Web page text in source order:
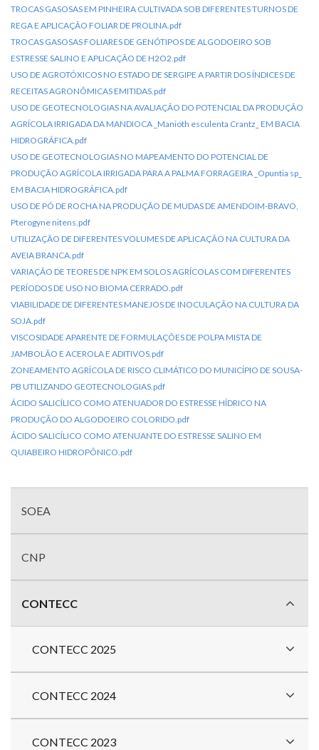
TROCAS GASOSAS EM PINHEIRA CULTIVADA SOB DIFERENTES TURNOS DE
REGA E APLICAÇÃO FOLIAR DE PROLINA.pdf
TROCAS GASOSAS FOLIARES DE GENÓTIPOS DE ALGODOEIRO SOB
ESTRESSE SALINO E APLICAÇÃO DE H2O2.pdf
USO DE AGROTÓXICOS NO ESTADO DE SERGIPE A PARTIR DOS ÍNDICES DE
RECEITAS AGRONÔMICAS EMITIDAS.pdf
USO DE GEOTECNOLOGIAS NA AVALIAÇÃO DO POTENCIAL DA PRODUÇÃO
AGRÍCOLA IRRIGADA DA MANDIOCA _Manioth esculenta Crantz_ EM BACIA
HIDROGRÁFICA.pdf
USO DE GEOTECNOLOGIAS NO MAPEAMENTO DO POTENCIAL DE
PRODUÇÃO AGRÍCOLA IRRIGADA PARA A PALMA FORRAGEIRA _Opuntia sp_
EM BACIA HIDROGRÁFICA.pdf
USO DE PÓ DE ROCHA NA PRODUÇÃO DE MUDAS DE AMENDOIM-BRAVO,
Pterogyne nitens.pdf
UTILIZAÇÃO DE DIFERENTES VOLUMES DE APLICAÇÃO NA CULTURA DA
AVEIA BRANCA.pdf
VARIAÇÃO DE TEORES DE NPK EM SOLOS AGRÍCOLAS COM DIFERENTES
PERÍODOS DE USO NO BIOMA CERRADO.pdf
VIABILIDADE DE DIFERENTES MANEJOS DE INOCULAÇÃO NA CULTURA DA
SOJA.pdf
VISCOSIDADE APARENTE DE FORMULAÇÕES DE POLPA MISTA DE
JAMBOLÃO E ACEROLA E ADITIVOS.pdf
ZONEAMENTO AGRÍCOLA DE RISCO CLIMÁTICO DO MUNICÍPIO DE SOUSA-
PB UTILIZANDO GEOTECNOLOGIAS.pdf
ÁCIDO SALICÍLICO COMO ATENUADOR DO ESTRESSE HÍDRICO NA
PRODUÇÃO DO ALGODOEIRO COLORIDO.pdf
ÁCIDO SALICÍLICO COMO ATENUANTE DO ESTRESSE SALINO EM
QUIABEIRO HIDROPÔNICO.pdf
com
SOEA
CNP
CONTECC
CONTECC 2025
CONTECC 2024
CONTECC 2023